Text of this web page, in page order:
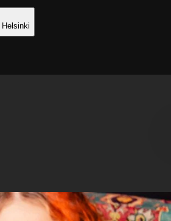
Helsinki